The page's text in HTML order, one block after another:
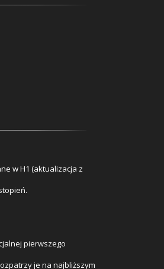
w H1 (aktualizacja z
pierwszego
je na najbliższym